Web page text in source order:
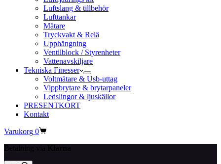
Luftslang & tillbehör
Lufttankar
Mätare
Tryckvakt & Relä
Upphängning
Ventilblock / Styrenheter
Vattenavskiljare
Tekniska Finesser
Voltmätare & Usb-uttag
Vippbrytare & brytarpaneler
Ledslingor & ljuskällor
PRESENTKORT
Kontakt
Varukorg 0